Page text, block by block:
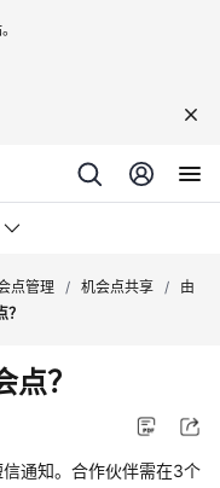
点管理 / 机会点共享 /
由
？
通知。合作伙伴需在3个